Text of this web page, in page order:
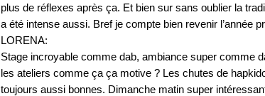
plus de réflexes après ça. Et bien sur sans oublier la
a été intense aussi. Bref je compte bien revenir l’année
LORENA:
Stage incroyable comme dab, ambiance super comme
les ateliers comme ça ça motive ? Les chutes de
toujours aussi bonnes. Dimanche matin super